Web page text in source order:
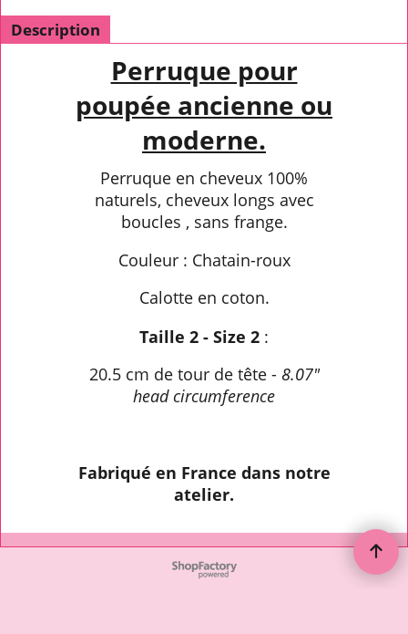
Description
Perruque pour
poupée ancienne ou
moderne.
Perruque en cheveux 100%
naturels, cheveux longs avec
boucles , sans frange.
Couleur : Chatain-roux
Calotte en coton.
Taille 2 - Size 2 :
20.5 cm de tour de tête - 8.07"
head circumference
Fabriqué en France dans notre
atelier.
To create online store ShopFactory eCommerce software was used.